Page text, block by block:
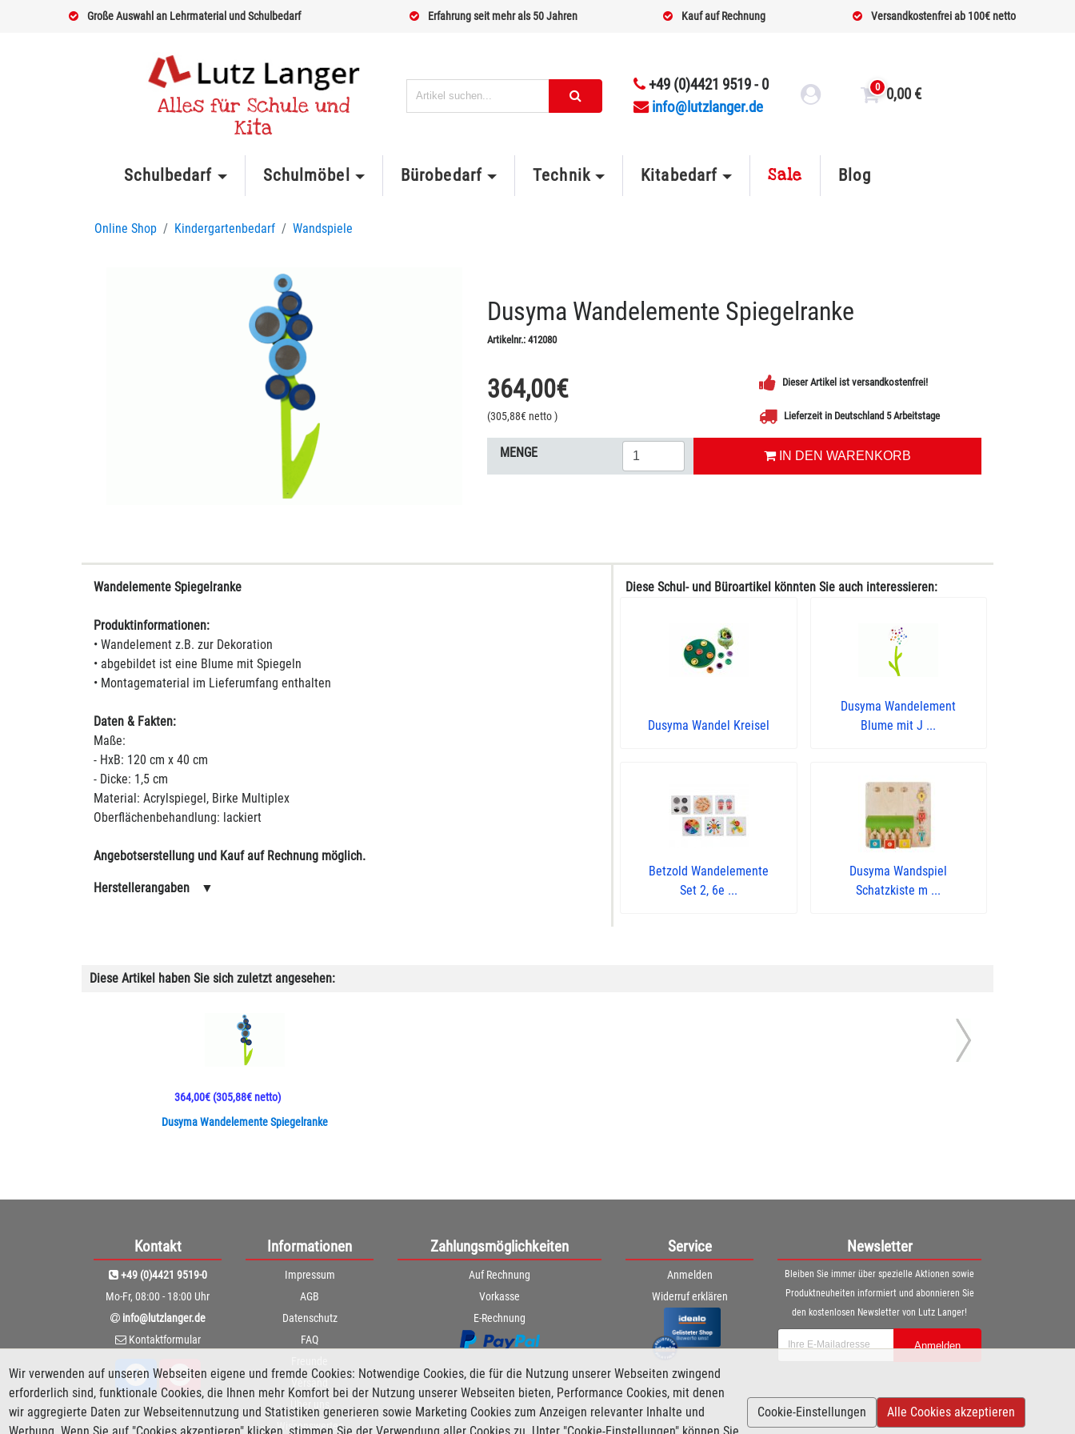
Wir verwenden auf unseren Webseiten eigene und fremde Cookies: Notwendige Cookies, die für die Nutzung unserer Webseiten zwingend
erforderlich sind, funktionale Cookies, die Ihnen mehr Komfort bei der Nutzung unserer Webseiten bieten, Performance Cookies, mit denen
wir aggregierte Daten zur Webseitennutzung und Statistiken generieren sowie Marketing Cookies zum Anzeigen relevanter Inhalte und
Cookie-Einstellungen Alle Cookies akzeptieren
Große Auswahl an Lehrmaterial und Schulbedarf Erfahrung seit mehr als 50 Jahren Kauf auf Rechnung Versandkostenfrei ab 100€ netto
Alles für Schule und
Kita
+49 (0)4421 9519 - 0
info@lutzlanger.de
0 0,00 €
Schulbedarf Schulmöbel Bürobedarf Technik Kitabedarf Sale Blog
Online Shop Kindergartenbedarf Wandspiele
Dusyma Wandelemente Spiegelranke
Artikelnr.: 412080
364,00€
(305,88€ netto)
Dieser Artikel ist versandkostenfrei!
Lieferzeit in Deutschland 5 Arbeitstage
MENGE IN DEN WARENKORB
Wandelemente Spiegelranke
Produktinformationen:
• Wandelement z.B. zur Dekoration
• abgebildet ist eine Blume mit Spiegeln
• Montagematerial im Lieferumfang enthalten
Daten & Fakten:
Maße:
- HxB: 120 cm x 40 cm
- Dicke: 1,5 cm
Material: Acrylspiegel, Birke Multiplex
Oberflächenbehandlung: lackiert
Angebotserstellung und Kauf auf Rechnung möglich.
Herstellerangaben ▼
Diese Schul- und Büroartikel könnten Sie auch interessieren:
Dusyma Wandel Kreisel
Dusyma Wandelement
Blume mit J ...
Betzold Wandelemente
Set 2, 6e ...
Dusyma Wandspiel
Schatzkiste m ...
Diese Artikel haben Sie sich zuletzt angesehen:
Dusyma Wandelemente Spiegelranke
364,00€(305,88€ netto)
Kontakt
+49 (0)4421 9519-0
Mo-Fr, 08:00 - 18:00 Uhr
info@lutzlanger.de
Kontaktformular
Informationen
Impressum
AGB
Datenschutz
FAQ
Versand
Über uns
Wissenswertes
Zahlungsmöglichkeiten
Auf Rechnung
Vorkasse
E-Rechnung
Service
Anmelden
Widerruf erklären
Newsletter
Bleiben Sie immer über spezielle Aktionen sowie
Produktneuheiten informiert und abonnieren Sie
den kostenlosen Newsletter von Lutz Langer!
Anmelden